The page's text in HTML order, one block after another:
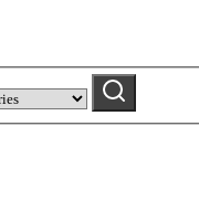
Pesquisar